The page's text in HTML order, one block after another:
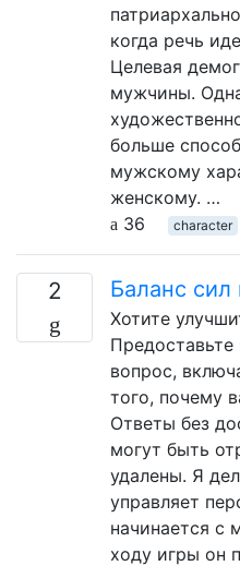
когда речь
Целевая
мужчины.
больше
мужскому
женскому. …
36
character
2 Баланс
Хотите
вопрос,
того, почему
Ответы без
могут быть
удалены. Я
управляет
начинается с
ходу игры он